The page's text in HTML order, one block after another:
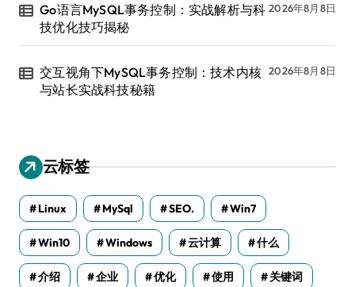
Go语言MySQL事务控制：实战解析与科
技优化技巧揭秘
2026年8月8日
交互视角下MySQL事务控制：技术内核
与站长实战科技秘籍
2026年8月8日
云标签
Linux MySql SEO. Win7
Win10 Windows 云计算 什么
介绍 企业 优化 使用 关键词